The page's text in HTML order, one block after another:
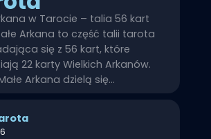
w Tarocie – talia 56 kart
Arkana to część talii tarota
się z 56 kart, które
22 karty Wielkich Arkanów.
Arkana dzielą się…